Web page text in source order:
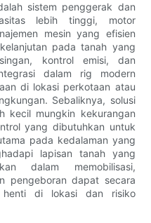
sistem penggerak dan
lebih tinggi, motor
mesin yang efisien
pada tanah yang
kontrol emisi, dan
dalam rig modern
di lokasi perkotaan atau
Sebaliknya, solusi
kecil mungkin kekurangan
yang dibutuhkan untuk
pada kedalaman yang
lapisan tanah yang
dalam memobilisasi,
pengeboran dapat secara
henti di lokasi dan risiko